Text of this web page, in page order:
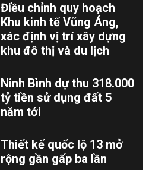
Điều chỉnh quy hoạch
Khu kinh tế Vũng Áng,
xác định vị trí xây dựng
khu đô thị và du lịch
Ninh Bình dự thu 318.000
tỷ tiền sử dụng đất 5
năm tới
Thiết kế quốc lộ 13 mở
rộng gần gấp ba lần